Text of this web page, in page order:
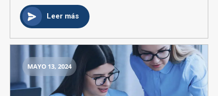
Leer más
MAYO 13, 2024